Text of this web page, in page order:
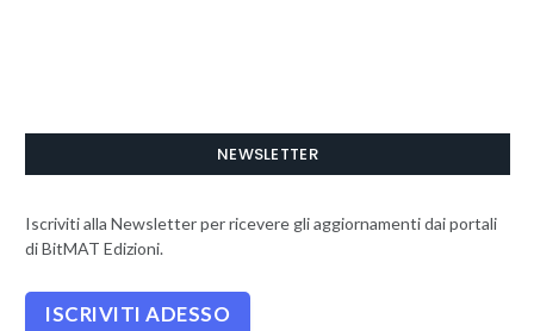
NEWSLETTER
Iscriviti alla Newsletter per ricevere gli aggiornamenti dai portali
di BitMAT Edizioni.